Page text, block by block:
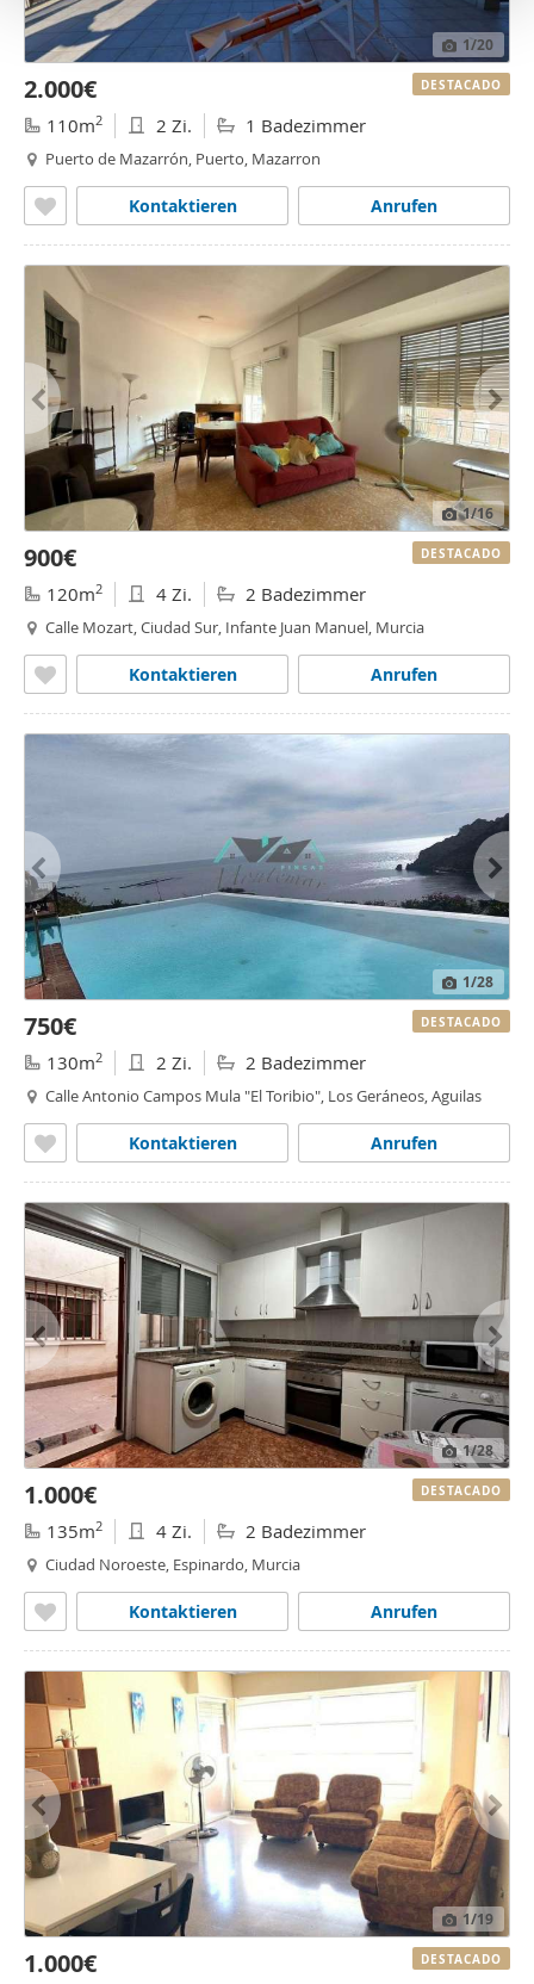
1/20
2.000€
110m2 2 Zi. 1 Badezimmer
Puerto de Mazarrón, Puerto, Mazarron
Anrufen
Kontaktieren
DESTACADO
1/16
900€
120m2 4 Zi. 2 Badezimmer
Calle Mozart, Ciudad Sur, Infante Juan Manuel, Murcia
Anrufen
Kontaktieren
DESTACADO
1/28
750€
130m2 2 Zi. 2 Badezimmer
Calle Antonio Campos Mula "El Toribio", Los Geráneos, Aguilas
Anrufen
Kontaktieren
DESTACADO
1/28
1.000€
135m2 4 Zi. 2 Badezimmer
Ciudad Noroeste, Espinardo, Murcia
Anrufen
Kontaktieren
DESTACADO
1/19
1.000€ DESTACADO